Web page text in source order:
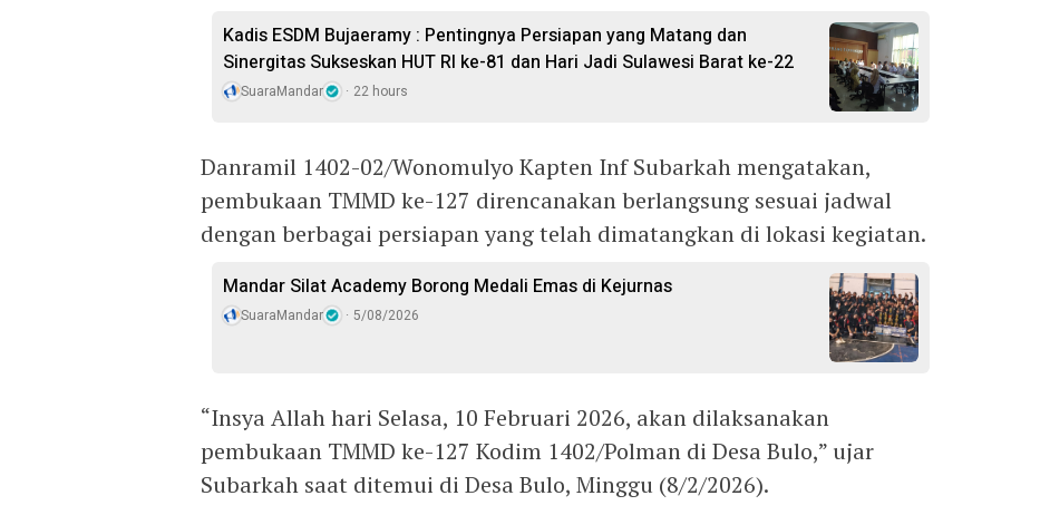
Kadis ESDM Bujaeramy : Pentingnya Persiapan yang Matang dan
Sinergitas Sukseskan HUT RI ke-81 dan Hari Jadi Sulawesi Barat ke-22
SuaraMandar 22 hours
Danramil 1402-02/Wonomulyo Kapten Inf Subarkah mengatakan,
pembukaan TMMD ke-127 direncanakan berlangsung sesuai jadwal
dengan berbagai persiapan yang telah dimatangkan di lokasi kegiatan.
Mandar Silat Academy Borong Medali Emas di Kejurnas
SuaraMandar 5/08/2026
“Insya Allah hari Selasa, 10 Februari 2026, akan dilaksanakan
pembukaan TMMD ke-127 Kodim 1402/Polman di Desa Bulo,” ujar
Subarkah saat ditemui di Desa Bulo, Minggu (8/2/2026).